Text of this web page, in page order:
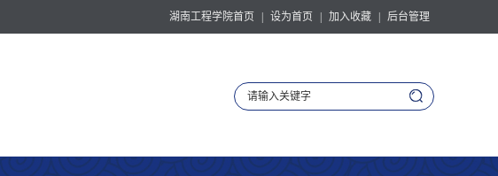
湖南工程学院首页 设为首页 加入收藏 后台管理